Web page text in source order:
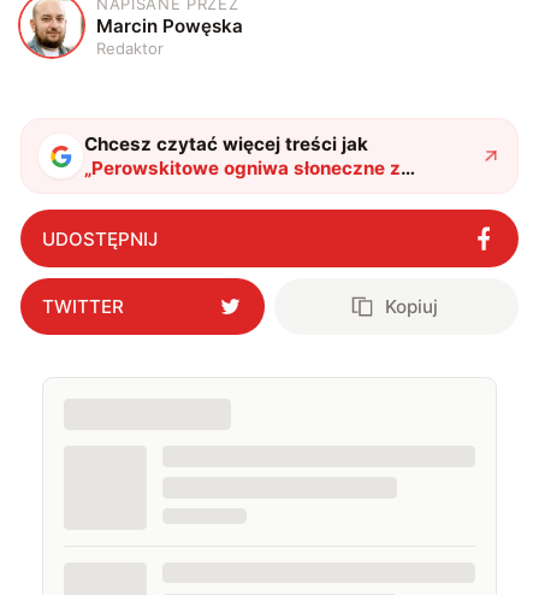
M
NAPISANE PRZEZ
Marcin Powęska
Redaktor
Chcesz czytać więcej treści jak
„Perowskitowe ogniwa słoneczne z
Hongkongu biją wszelkie rekordy. Świat
przeciera oczy ze zdumienia"?
UDOSTĘPNIJ
TWITTER Kopiuj